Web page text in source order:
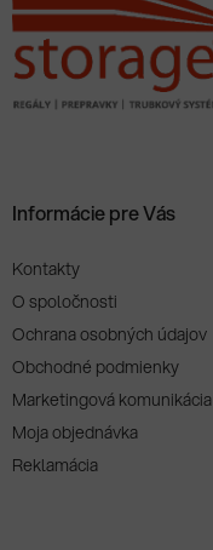
Informácie pre Vás
Kontakty
O spoločnosti
Ochrana osobných údajov
Obchodné podmienky
Marketingová komunikácia
Moja objednávka
Reklamácia